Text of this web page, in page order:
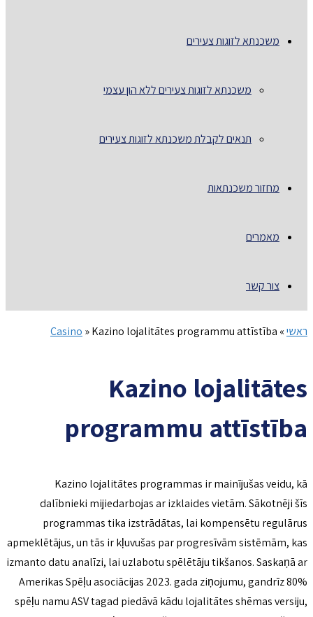
משכנתא לזוגות צעירים
משכנתא לזוגות צעירים ללא הון עצמי
תנאים לקבלת משכנתא לזוגות צעירים
מחזור משכנתאות
מאמרים
צור קשר
ראשי»
Casino »Kazino lojalitātes programmu attīstība
Kazino lojalitātes
programmu attīstība
Kazino lojalitātes programmas ir mainījušas veidu, kā
dalībnieki mijiedarbojas ar izklaides vietām. Sākotnēji šīs
programmas tika izstrādātas, lai kompensētu regulārus
apmeklētājus, un tās ir kļuvušas par progresīvām sistēmām, kas
izmanto datu analīzi, lai uzlabotu spēlētāju tikšanos. Saskaņā ar
Amerikas Spēļu asociācijas 2023. gada ziņojumu, gandrīz 80%
spēļu namu ASV tagad piedāvā kādu lojalitātes shēmas versiju,